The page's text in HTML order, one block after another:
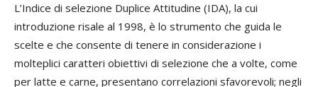
L’Indice di selezione Duplice Attitudine (IDA), la cui
introduzione risale al 1998, è lo strumento che guida le
scelte e che consente di tenere in considerazione i
molteplici caratteri obiettivi di selezione che a volte, come
per latte e carne, presentano correlazioni sfavorevoli; negli